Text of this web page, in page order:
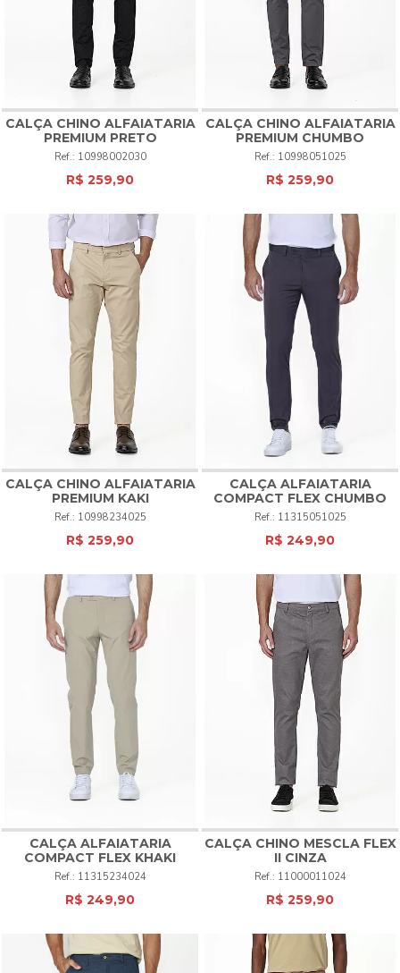
CALÇA CHINO ALFAIATARIA
PREMIUM PRETO
10998002030
R$ 259,90
CALÇA CHINO ALFAIATARIA
PREMIUM CHUMBO
10998051025
R$ 259,90
CALÇA CHINO ALFAIATARIA
PREMIUM KAKI
10998234025
R$ 259,90
CALÇA ALFAIATARIA
COMPACT FLEX CHUMBO
11315051025
R$ 249,90
CALÇA ALFAIATARIA
COMPACT FLEX KHAKI
11315234024
R$ 249,90
CALÇA CHINO MESCLA FLEX
II CINZA
11000011024
R$ 259,90